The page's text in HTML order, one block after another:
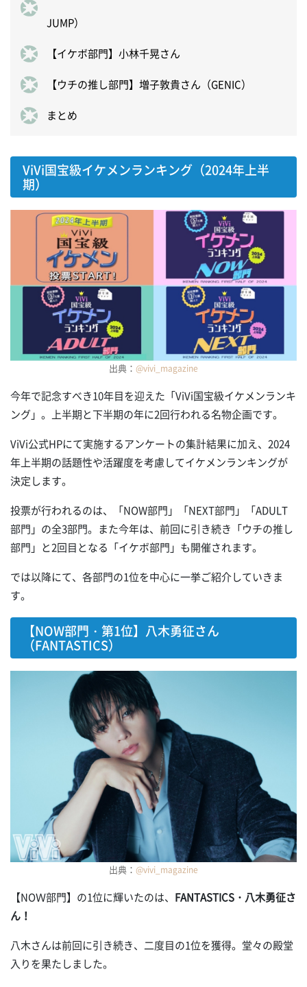
JUMP）
【イケボ部門】小林千晃さん
【ウチの推し部門】増子敦貴さん（GENIC）
まとめ
ViVi国宝級イケメンランキング（2024年上半
期）
出典： @vivi_magazine
今年で記念すべき10年目を迎えた「ViVi国宝級イケメンランキ
ング」。上半期と下半期の年に2回行われる名物企画です。
ViVi公式HPにて実施するアンケートの集計結果に加え、2024
年上半期の話題性や活躍度を考慮してイケメンランキングが
決定します。
投票が行われるのは、「NOW部門」「NEXT部門」「ADULT
部門」の全3部門。また今年は、前回に引き続き「ウチの推し
部門」と2回目となる「イケボ部門」も開催されます。
では以降にて、各部門の1位を中心に一挙ご紹介していきま
す。
【NOW部門・第1位】八木勇征さん
（FANTASTICS）
出典： @vivi_magazine
【NOＷ部門】の1位に輝いたのは、 FANTASTICS・八木勇征さ
ん！
八木さんは前回に引き続き、二度目の1位を獲得。堂々の殿堂
入りを果たしました。